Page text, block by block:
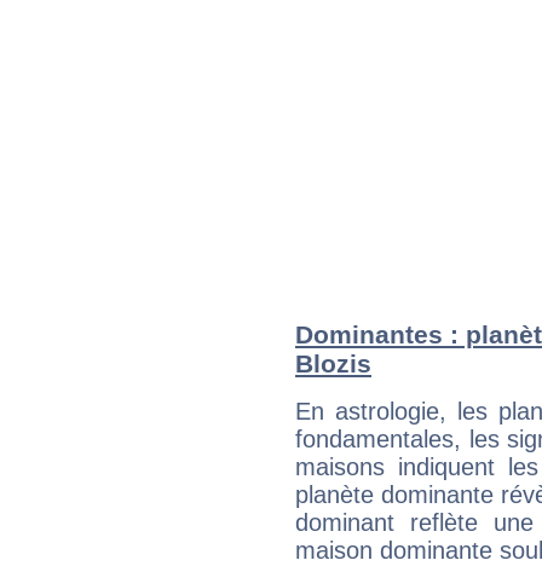
Dominantes :
Blozis
En astrologie, les
fondamentales, les
maisons indiquent
planète dominante
dominant reflète
maison dominante